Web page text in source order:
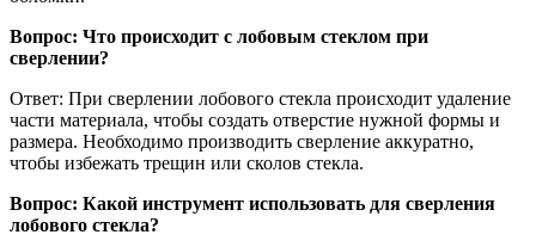
Вопрос: Что происходит с лобовым стеклом при
сверлении?
Ответ: При сверлении лобового стекла происходит удаление
части материала, чтобы создать отверстие нужной формы и
размера. Необходимо производить сверление аккуратно,
чтобы избежать трещин или сколов стекла.
Вопрос: Какой инструмент использовать для сверления
лобового стекла?